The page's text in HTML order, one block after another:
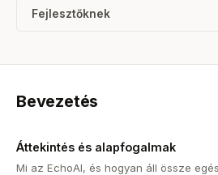
Fejlesztőknek
Bevezetés
Áttekintés és alapfogalmak
Mi az EchoAI, és hogyan áll össze